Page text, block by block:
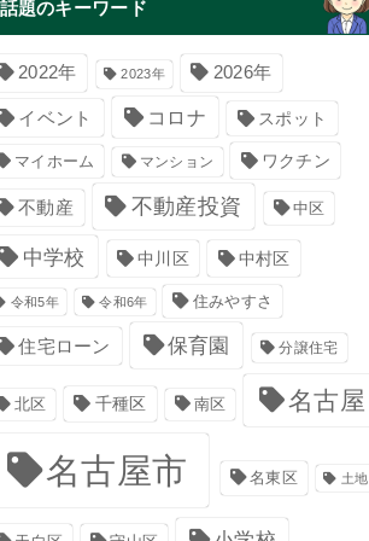
話題のキーワード
2022年 2023年 2026年
イベント コロナ スポット
マイホーム マンション ワクチン
不動産 不動産投資 中区
中学校 中川区 中村区
令和5年 令和6年 住みやすさ
住宅ローン 保育園 分譲住宅
北区 千種区 南区 名古屋
名古屋市 名東区 土地